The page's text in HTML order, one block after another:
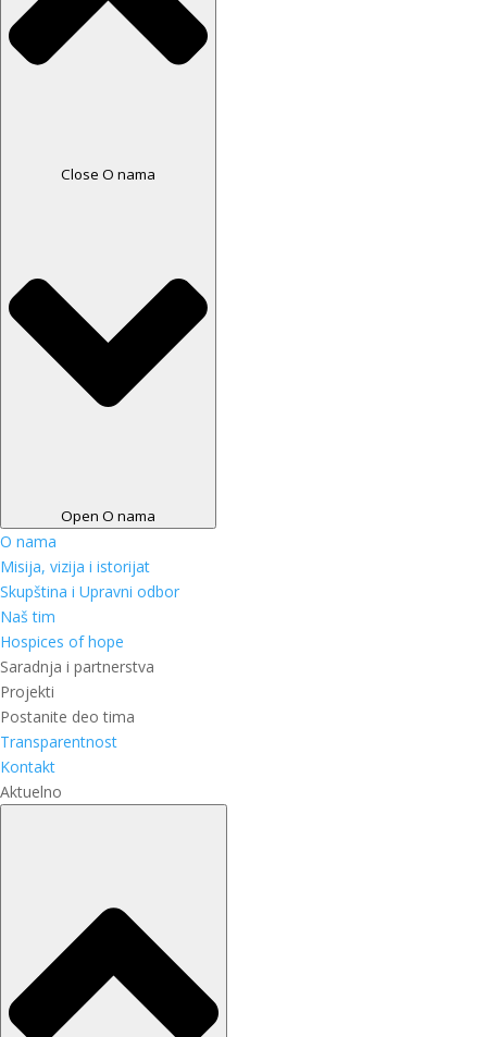
Close O nama
Open O nama
O nama
Misija, vizija i istorijat
Skupština i Upravni odbor
Naš tim
Hospices of hope
Saradnja i partnerstva
Projekti
Postanite deo tima
Transparentnost
Kontakt
Aktuelno